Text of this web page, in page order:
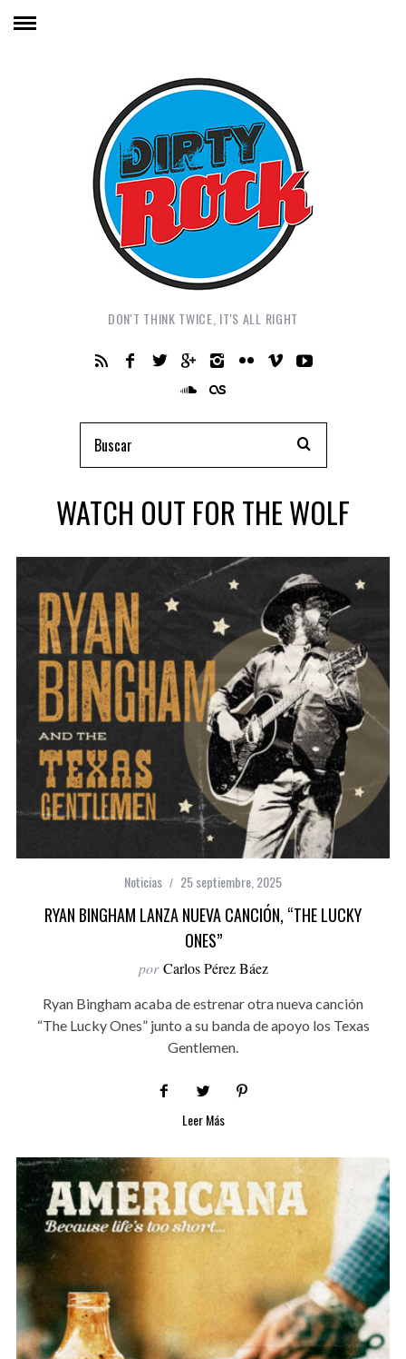
DON'T THINK TWICE, IT'S ALL RIGHT
WATCH OUT FOR THE WOLF
Noticias 25 septiembre, 2025
RYAN BINGHAM LANZA NUEVA CANCIÓN, “THE LUCKY
ONES”
por Carlos Pérez Báez
Ryan Bingham acaba de estrenar otra nueva canción
“The Lucky Ones” junto a su banda de apoyo los Texas
Gentlemen.
Leer Más